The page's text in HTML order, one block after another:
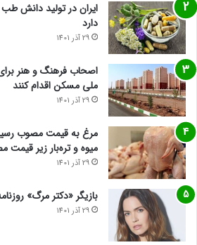
ایران در تولید دانش طب
دارد
29 آذر 1401
اصحاب فرهنگ و هنر
ملی مسکن اقدام کنند
29 آذر 1401
مرغ به قیمت مصوب
میوه و تره‌بار زیر قیمت
29 آذر 1401
بازیگر «دکتر مرگ»
29 آذر 1401